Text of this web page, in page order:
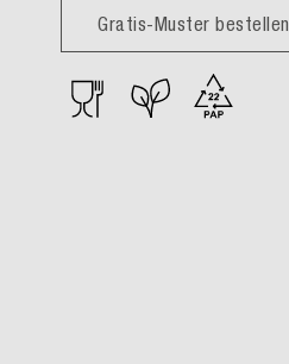
Gratis-Muster bestellen